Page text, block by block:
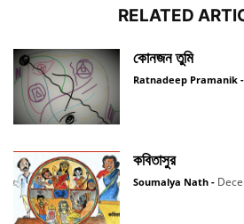
RELATED
কোনজন তুমি
Ratnadeep Pramanik -
কবিতাসুর
Soumalya Nath -